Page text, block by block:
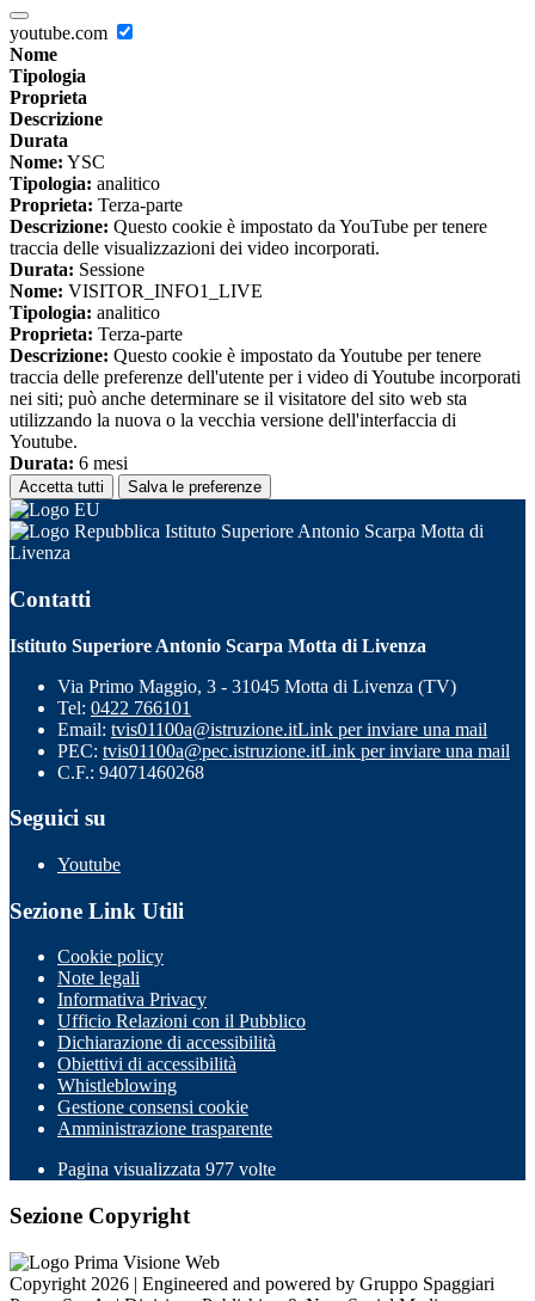
youtube.com
Nome
Tipologia
Proprieta
Descrizione
Durata
Nome: YSC
Tipologia: analitico
Proprieta: Terza-parte
Descrizione: Questo cookie è impostato da YouTube per tenere
traccia delle visualizzazioni dei video incorporati.
Durata: Sessione
Nome: VISITOR_INFO1_LIVE
Tipologia: analitico
Proprieta: Terza-parte
Descrizione: Questo cookie è impostato da Youtube per tenere
traccia delle preferenze dell'utente per i video di Youtube incorporati
nei siti; può anche determinare se il visitatore del sito web sta
utilizzando la nuova o la vecchia versione dell'interfaccia di
Youtube.
Durata: 6 mesi
Accetta tutti Salva le preferenze
Istituto Superiore Antonio Scarpa Motta di
Livenza
Contatti
Istituto Superiore Antonio Scarpa Motta di Livenza
Via Primo Maggio, 3 - 31045 Motta di Livenza (TV)
Tel: 0422 766101
Email: tvis01100a@istruzione.itLink per inviare una mail
PEC: tvis01100a@pec.istruzione.itLink per inviare una mail
C.F.: 94071460268
Seguici su
Youtube
Sezione Link Utili
Cookie policy
Note legali
Informativa Privacy
Ufficio Relazioni con il Pubblico
Dichiarazione di accessibilità
Obiettivi di accessibilità
Whistleblowing
Gestione consensi cookie
Amministrazione trasparente
Pagina visualizzata 977 volte
Sezione Copyright
Copyright 2026 | Engineered and powered by Gruppo Spaggiari